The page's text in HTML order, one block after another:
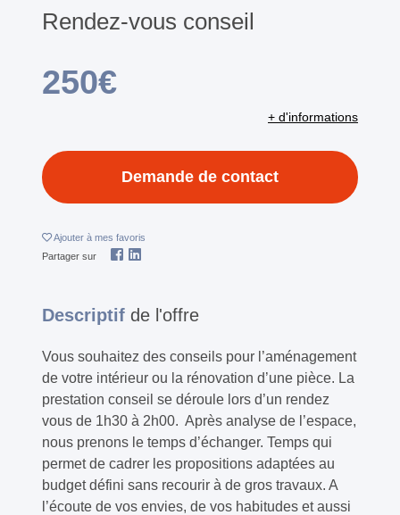
Rendez-vous conseil
250€
+ d'informations
Demande de contact
Ajouter à mes favoris
Partager sur
Descriptif de l'offre
Vous souhaitez des conseils pour l’aménagement
de votre intérieur ou la rénovation d’une pièce. La
prestation conseil se déroule lors d’un rendez
vous de 1h30 à 2h00. ​ Après analyse de l’espace,
nous prenons le temps d’échanger. Temps qui
permet de cadrer les propositions adaptées au
budget défini sans recourir à de gros travaux. A
l’écoute de vos envies, de vos habitudes et aussi